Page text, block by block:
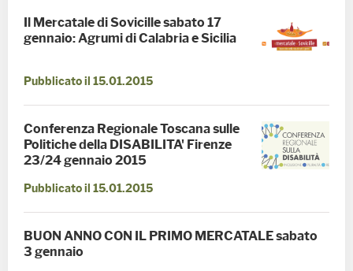
Il Mercatale di Sovicille sabato 17
gennaio: Agrumi di Calabria e Sicilia
Pubblicato il 15.01.2015
Conferenza Regionale Toscana sulle
Politiche della DISABILITA' Firenze
23/24 gennaio 2015
Pubblicato il 15.01.2015
BUON ANNO CON IL PRIMO MERCATALE sabato
3 gennaio